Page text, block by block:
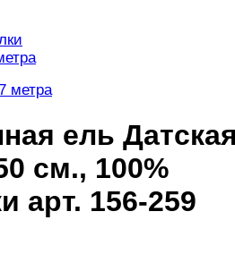
метра
ель
см., 100%
арт. 156-259